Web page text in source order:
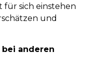
für sich einstehen
und
anderen